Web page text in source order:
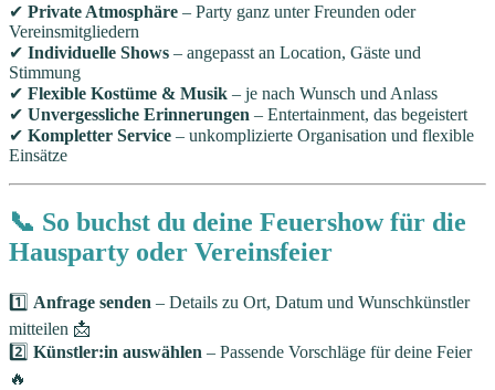
✔ Private Atmosphäre – Party ganz unter Freunden oder
Vereinsmitgliedern
✔ Individuelle Shows – angepasst an Location, Gäste und
Stimmung
✔ Flexible Kostüme & Musik – je nach Wunsch und Anlass
✔ Unvergessliche Erinnerungen – Entertainment, das begeistert
✔ Kompletter Service – unkomplizierte Organisation und flexible
Einsätze
📞 So buchst du deine Feuershow für die
Hausparty oder Vereinsfeier
1️⃣ Anfrage senden – Details zu Ort, Datum und Wunschkünstler
mitteilen 📩
2️⃣ Künstler:in auswählen – Passende Vorschläge für deine Feier
🔥